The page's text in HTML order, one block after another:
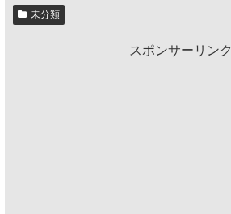
未分類
スポンサーリンク